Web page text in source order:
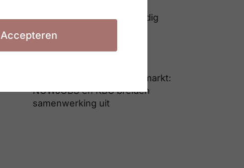
HR heeft ondernemers nodig
Wordt erkenning van het
personeel serieus genoeg
Digitalisering rekruteringsmarkt:
NOWJOBS en KBC breiden
samenwerking uit
Accepteren